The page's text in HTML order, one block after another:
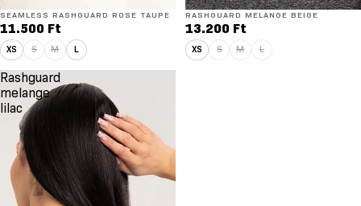
SEAMLESS RASHGUARD ROSE TAUPE
11.500 Ft
XS S M L
RASHGUARD MELANGE BEIGE
13.200 Ft
XS S M L
Rashguard
melange
lilac